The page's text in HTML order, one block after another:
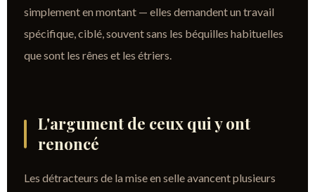
simplement en montant — elles demandent un travail
spécifique, ciblé, souvent sans les béquilles habituelles
que sont les rênes et les étriers.
L'argument de ceux qui y ont
renoncé
Les détracteurs de la mise en selle avancent plusieurs